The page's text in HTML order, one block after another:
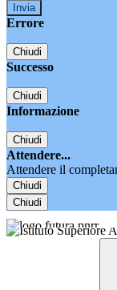
Errore
Chiudi
Successo
Chiudi
Informazione
Chiudi
Attendere...
Attendere il
Chiudi
Chiudi